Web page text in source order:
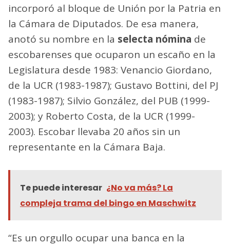
incorporó al bloque de Unión por la Patria en
la Cámara de Diputados. De esa manera,
anotó su nombre en la selecta nómina de
escobarenses que ocuparon un escaño en la
Legislatura desde 1983: Venancio Giordano,
de la UCR (1983-1987); Gustavo Bottini, del PJ
(1983-1987); Silvio González, del PUB (1999-
2003); y Roberto Costa, de la UCR (1999-
2003). Escobar llevaba 20 años sin un
representante en la Cámara Baja.
Te puede interesar ¿No va más? La
compleja trama del bingo en Maschwitz
“Es un orgullo ocupar una banca en la